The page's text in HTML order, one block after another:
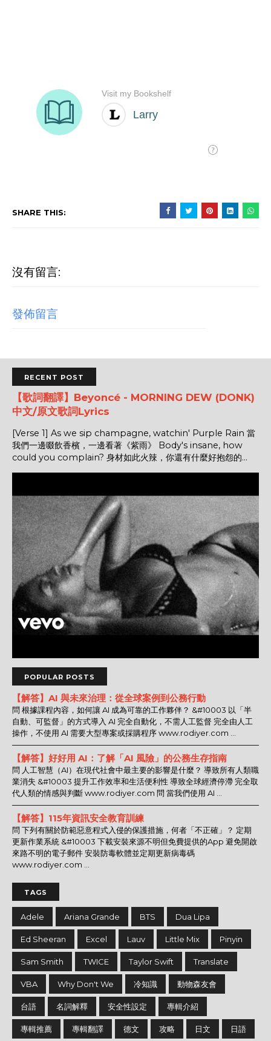
SHARE THIS:
沒有留言:
發佈留言
RECENT POST
【歌詞翻譯】Beyoncé - MORNING DEW (DONK)
中文/原文歌詞Lyrics
[Verse 1] As we sip champagne, watchin' Purple Rain 當
我們一邊啜飲香檳，一邊看著《紫雨》 Body's insane, how
could you complain? 身材如此火辣，你還有什麼好抱怨的...
POPULAR POSTS
【解答】AI 與未來治理：從全球案例到公務行動
問 根據課程內容，如何讓 AI 成為可靠的工作夥伴？ &#10003 以「半
自動、可監督」的方式導入 AI 完全自動化，不需人工監督 完全由人工
操作，不使用 AI 需要大型專案或採購程序 www.rodiyer.com ...
【解答】好好用 AI：了解「AI 風險」的公務生存指南
問 人工智慧（AI）在現代社會中最主要的影響是什麼？ 導致所有人類職
業消失 &#10003 提升工作效率和生活便利性 導致全球經濟停滯 完全取
代人類的情感與判斷 www.rodiyer.com 問 當我們使用 AI ...
【解答】115年資訊安全教育訓練
問 下列有關於防範惡意程式入侵的保護措施，何者「不正確」？ 定期
更新作業系統 &#10003 下載安裝來源不明但免費提供的App 避免開啟
來路不明的電子郵件 安裝防毒軟體並定期更新病毒碼
www.rodiyer.com ...
TAGS
Adele Ariana Grande BTS Dua Lipa
Ed Sheeran Excel Lauv Little Mix Pinyin
Sam Smith TWICE Taylor Swift Translate
VBA Why Don't We 冷知識 動物森友會
台語 名詞解釋 安全性設定 專輯介紹
專輯推薦 專輯翻譯 德文 攻略 日文 日語